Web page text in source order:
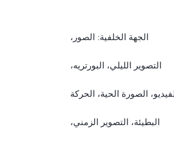
الجهة الخلفية: الصور،
التصوير الليلي، البورتريه،
الصورة الحية، الحركة
البطيئة، التصوير الزمني،